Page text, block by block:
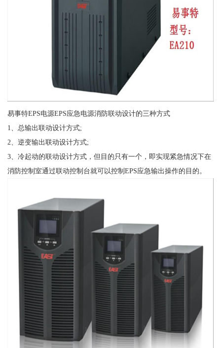
易事特EPS电源EPS应急电源消防联动设计的三种方式
1、总输出联动设计方式;
2、逆变输出联动设计方式;
3、冷起动的联动设计方式，但目的只有一个，即实现紧急情况下在
消防控制室通过联动控制台就可以控制EPS应急输出操作的目的。